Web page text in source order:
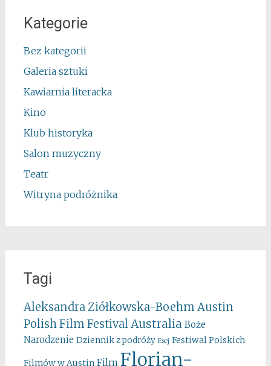
Kategorie
Bez kategorii
Galeria sztuki
Kawiarnia literacka
Kino
Klub historyka
Salon muzyczny
Teatr
Witryna podróżnika
Tagi
Aleksandra Ziółkowska-Boehm Austin
Polish Film FestivalAustralia Boże
Narodzenie Dziennik z podróży Esej Festiwal Polskich
Filmów w Austin Film Florian-